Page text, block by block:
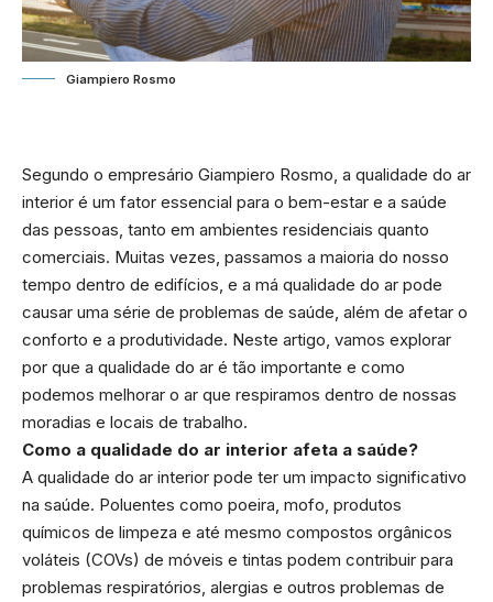
Giampiero Rosmo
Segundo o empresário Giampiero Rosmo, a qualidade do ar
interior é um fator essencial para o bem-estar e a saúde
das pessoas, tanto em ambientes residenciais quanto
comerciais. Muitas vezes, passamos a maioria do nosso
tempo dentro de edifícios, e a má qualidade do ar pode
causar uma série de problemas de saúde, além de afetar o
conforto e a produtividade. Neste artigo, vamos explorar
por que a qualidade do ar é tão importante e como
podemos melhorar o ar que respiramos dentro de nossas
moradias e locais de trabalho.
Como a qualidade do ar interior afeta a saúde?
A qualidade do ar interior pode ter um impacto significativo
na saúde. Poluentes como poeira, mofo, produtos
químicos de limpeza e até mesmo compostos orgânicos
voláteis (COVs) de móveis e tintas podem contribuir para
problemas respiratórios, alergias e outros problemas de